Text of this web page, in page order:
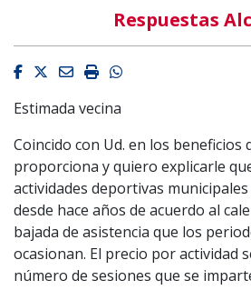
Respuestas
Facebook
Twitter
EmailImprimirWhatsapp
Estimada vecina
Coincido con Ud. en los beneficios
proporciona y quiero explicarle
actividades deportivas
desde hace años de acuerdo al
bajada de asistencia que los
ocasionan. El precio por actividad
número de sesiones que se